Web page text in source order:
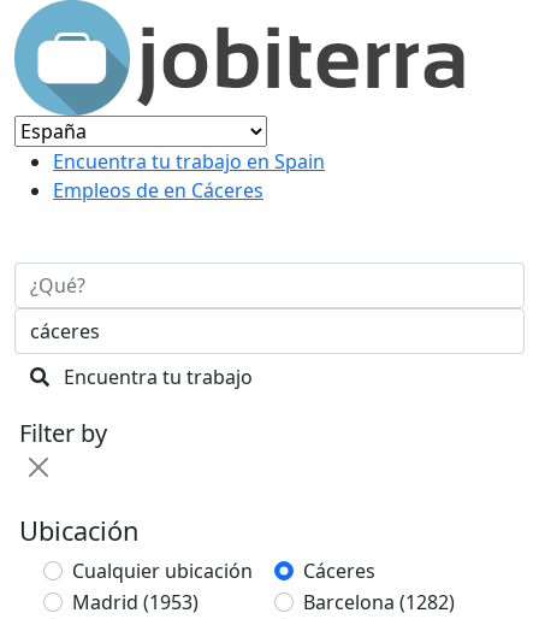
Encuentra tu trabajo en Spain
Empleos de en Cáceres
Encuentra tu trabajo
Filter by
Ubicación
Cualquier ubicación
Cáceres
Madrid (1953) Barcelona (1282)